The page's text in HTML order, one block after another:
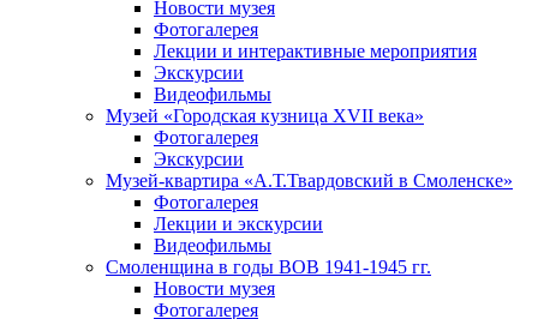
Новости музея
Фотогалерея
Лекции и интерактивные мероприятия
Экскурсии
Видеофильмы
Музей «Городская кузница XVII века»
Фотогалерея
Экскурсии
Музей-квартира «А.Т.Твардовский в Смоленске»
Фотогалерея
Лекции и экскурсии
Видеофильмы
Смоленщина в годы ВОВ 1941-1945 гг.
Новости музея
Фотогалерея